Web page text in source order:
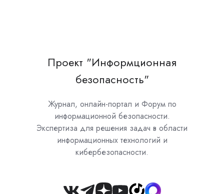
Проект "Информционная
безопасность"
Журнал, онлайн-портал и Форум по
информационной безопасности.
Экспертиза для решения задач в области
информационных технологий и
кибербезопасности.